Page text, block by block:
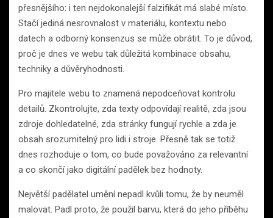
přesnějšího: i ten nejdokonalejší falzifikát má slabé místo.
Stačí jediná nesrovnalost v materiálu, kontextu nebo
datech a odborný konsenzus se může obrátit. To je důvod,
proč je dnes ve webu tak důležitá kombinace obsahu,
techniky a důvěryhodnosti.
Pro majitele webu to znamená nepodceňovat kontrolu
detailů. Zkontrolujte, zda texty odpovídají realitě, zda jsou
zdroje dohledatelné, zda stránky fungují rychle a zda je
obsah srozumitelný pro lidi i stroje. Přesně tak se totiž
dnes rozhoduje o tom, co bude považováno za relevantní
a co skončí jako digitální padělek bez hodnoty.
Největší padělatel umění nepadl kvůli tomu, že by neuměl
malovat. Padl proto, že použil barvu, která do jeho příběhu